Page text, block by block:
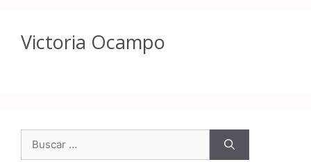
Victoria Ocampo